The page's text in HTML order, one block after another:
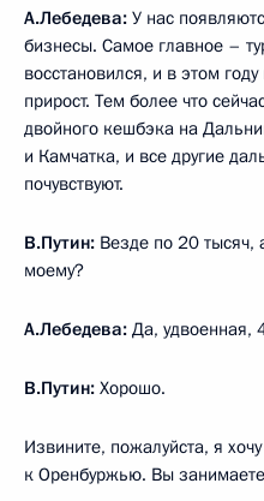
А.Лебедева: У нас
бизнесы. Самое главное –
восстановился, и в этом
прирост. Тем более что
двойного кешбэка на
и Камчатка, и все другие
почувствуют.
В.Путин: Везде по 20 тысяч,
моему?
А.Лебедева: Да, удвоенная,
В.Путин: Хорошо.
Извините, пожалуйста, я
к Оренбуржью. Вы